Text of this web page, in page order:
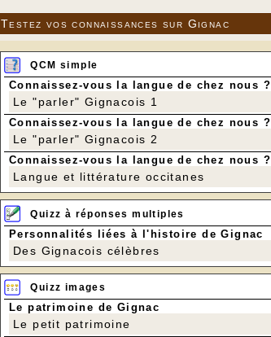
Testez vos connaissances sur Gignac
QCM simple
Connaissez-vous la langue de chez nous ?
Le "parler" Gignacois 1
Connaissez-vous la langue de chez nous ?
Le "parler" Gignacois 2
Connaissez-vous la langue de chez nous ?
Langue et littérature occitanes
Quizz à réponses multiples
Personnalités liées à l'histoire de Gignac
Des Gignacois célèbres
Quizz images
Le patrimoine de Gignac
Le petit patrimoine